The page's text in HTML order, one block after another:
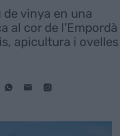
vinya en una
al cor de l’Empordà
apicultura i ovelles